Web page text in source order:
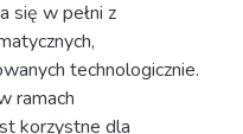
się w pełni z
technologicznie.
ramach
korzystne dla